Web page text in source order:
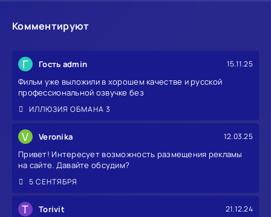
Комментируют
Г Гость admin 15.11.25
Фильм уже выложили в хорошем качестве и русской
профессиональной озвучке без
ИЛЛЮЗИЯ ОБМАНА 3
V Veronika 12.03.25
Привет! Интересует возможность размещения рекламы
на сайте. Давайте обсудим?
5 СЕНТЯБРЯ
T Torivit 21.12.24